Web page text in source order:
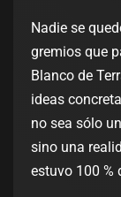
Nadie se
gremios que
Blanco de
ideas
no sea sólo
sino una
estuvo 100 %